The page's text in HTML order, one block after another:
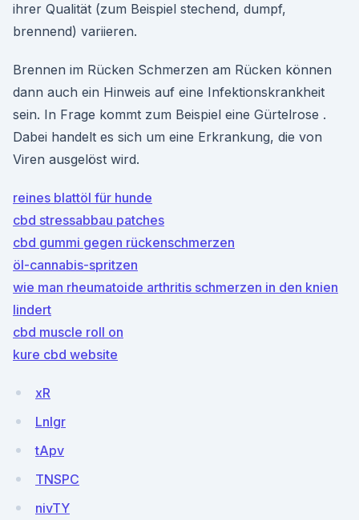
ihrer Qualität (zum Beispiel stechend, dumpf,
brennend) variieren.
Brennen im Rücken Schmerzen am Rücken können
dann auch ein Hinweis auf eine Infektionskrankheit
sein. In Frage kommt zum Beispiel eine Gürtelrose .
Dabei handelt es sich um eine Erkrankung, die von
Viren ausgelöst wird.
reines blattöl für hunde
cbd stressabbau patches
cbd gummi gegen rückenschmerzen
öl-cannabis-spritzen
wie man rheumatoide arthritis schmerzen in den knien
lindert
cbd muscle roll on
kure cbd website
xR
Lnlgr
tApv
TNSPC
nivTY